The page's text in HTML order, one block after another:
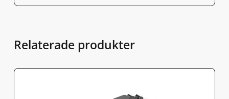
Relaterade produkter